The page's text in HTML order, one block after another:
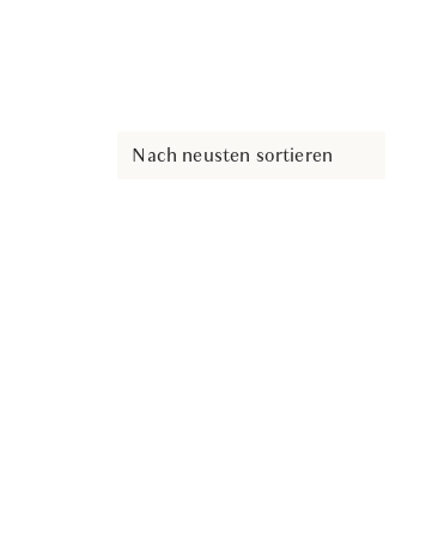
Nach neusten sortieren